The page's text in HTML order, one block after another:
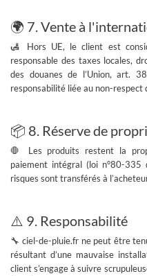
🌍 7. Vente à
🛃 Hors UE, le client est
responsable des taxes locales,
des douanes de l’Union, art.
responsabilité liée au non-respect
📦 8. Réserve de
🛑 Les produits restent la
paiement intégral (loi n°80-335
risques sont transférés à
⚠️ 9. Responsabilité
🔧 ciel-de-pluie.fr ne peut être
résultant d’une mauvaise
client s’engage à suivre